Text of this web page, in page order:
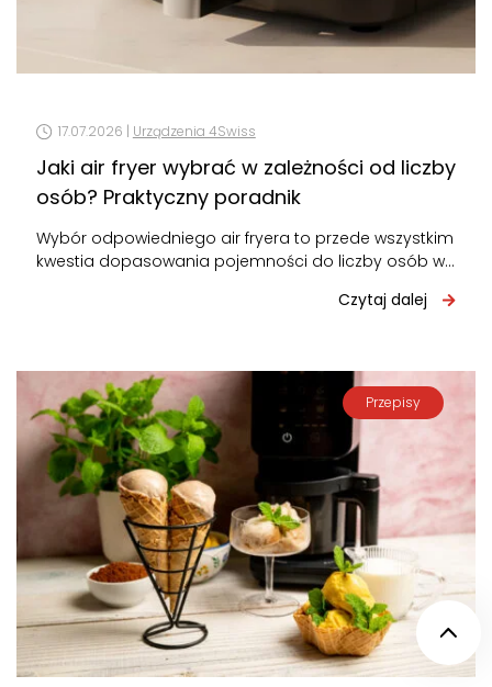
17.07.2026 | Urządzenia 4Swiss
Jaki air fryer wybrać w zależności od liczby
osób? Praktyczny poradnik
Wybór odpowiedniego air fryera to przede wszystkim
kwestia dopasowania pojemności do liczby osób w
Czytaj dalej
Przepisy